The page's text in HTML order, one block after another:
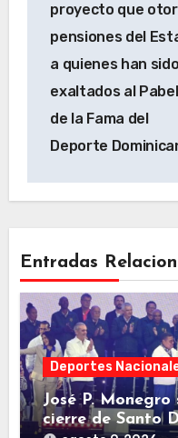
proyecto que
pensiones del
a quienes han sido
exaltados al
de la Fama del
Deporte
Entradas
Deportes
José P. Monegro
cierre de Santo